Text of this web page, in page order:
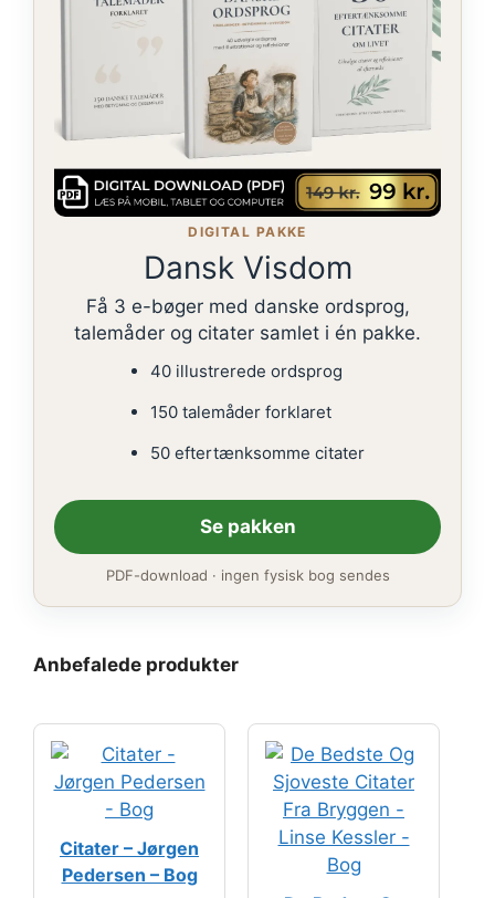
DIGITAL PAKKE
Dansk Visdom
Få 3 e-bøger med danske ordsprog,
talemåder og citater samlet i én pakke.
40 illustrerede ordsprog
150 talemåder forklaret
50 eftertænksomme citater
Se pakken
PDF-download · ingen fysisk bog sendes
Anbefalede produkter
Citater – Jørgen
Pedersen – Bog